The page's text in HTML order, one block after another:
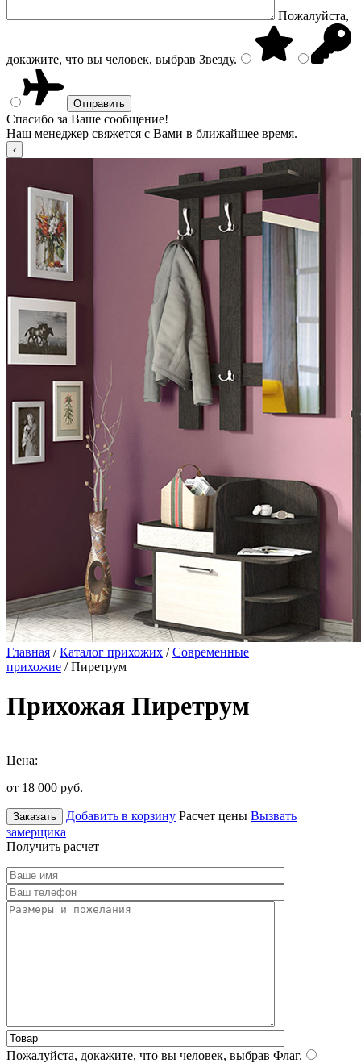
Пожалуйста,
докажите, что вы человек, выбрав Звезду.
Спасибо за Ваше сообщение!
Наш менеджер свяжется с Вами в ближайшее время.
Главная /Каталог прихожих /Современные
прихожие / Пиретрум
Прихожая Пиретрум
Цена:
от 18 000 руб.
Заказать Добавить в корзину Расчет цены Вызвать
замерщика
Получить расчет
Пожалуйста, докажите, что вы человек, выбрав Флаг.